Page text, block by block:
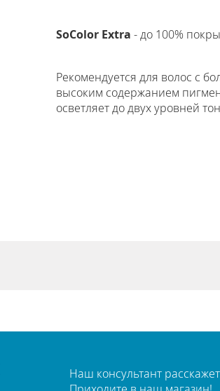
SoColor Extra - до 100%
Рекомендуется для волос с
высоким содержанием
осветляет до двух уровней
Наш консультант